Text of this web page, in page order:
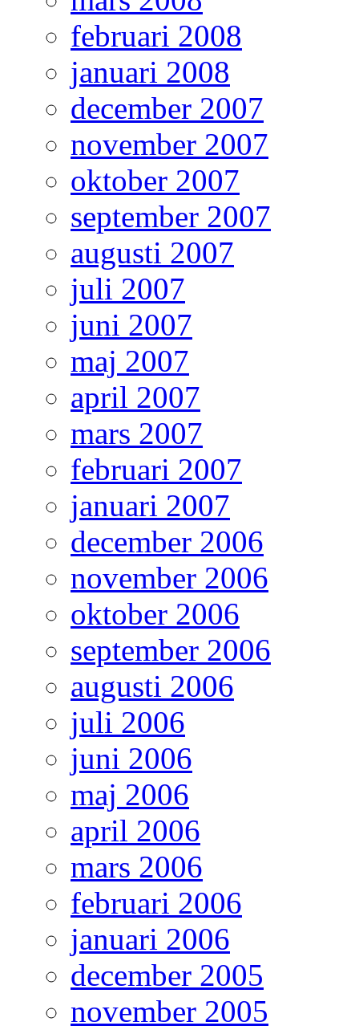
februari 2008
januari 2008
december 2007
november 2007
oktober 2007
september 2007
augusti 2007
juli 2007
juni 2007
maj 2007
april 2007
mars 2007
februari 2007
januari 2007
december 2006
november 2006
oktober 2006
september 2006
augusti 2006
juli 2006
juni 2006
maj 2006
april 2006
mars 2006
februari 2006
januari 2006
december 2005
november 2005